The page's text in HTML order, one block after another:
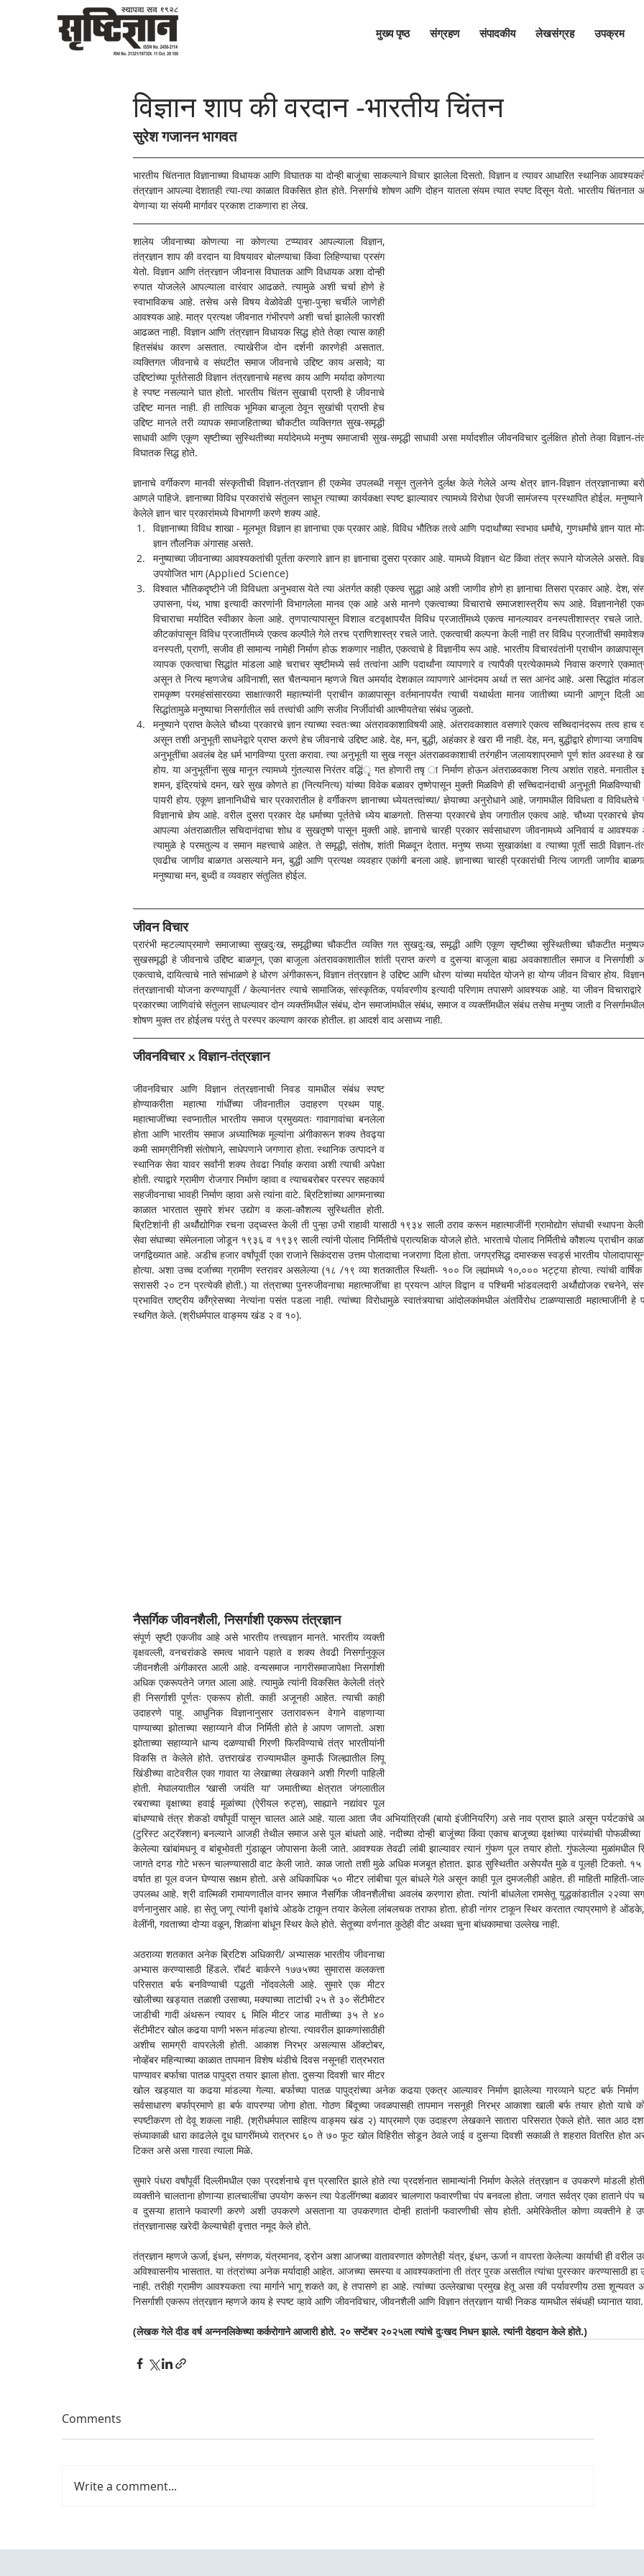
मुख्य पृष्ठ संग्रहण संपादकीय लेखसंग्रह उपक्रम
विज्ञान शाप की वरदान -भारतीय चिंतन
सुरेश गजानन भागवत
भारतीय चिंतनात विज्ञानाच्या विधायक आणि विघातक या दोन्ही बाजूंचा साकल्याने विचार झालेला दिसतो. विज्ञान व त्यावर आधारित स्थानिक
तंत्रज्ञान आपल्या देशातही त्या-त्या काळात विकसित होत होते. निसर्गाचे शोषण आणि दोहन यातला संयम त्यात स्पष्ट दिसून येतो. भारतीय
येणाऱ्या या संयमी मार्गावर प्रकाश टाकणारा हा लेख.
शालेय जीवनाच्या कोणत्या ना कोणत्या टप्प्यावर आपल्याला विज्ञान,
तंत्रज्ञान शाप की वरदान या विषयावर बोलण्याचा किंवा लिहिण्याचा प्रसंग
येतो. विज्ञान आणि तंत्रज्ञान जीवनास विघातक आणि विधायक अशा दोन्ही
रुपात योजलेले आपल्याला वारंवार आढळते. त्यामुळे अशी चर्चा होणे हे
स्वाभाविकच आहे. तसेच असे विषय वेळोवेळी पुन्हा-पुन्हा चर्चीले जाणेही
आवश्यक आहे. मात्र प्रत्यक्ष जीवनात गंभीरपणे अशी चर्चा झालेली फारशी
आढळत नाही. विज्ञान आणि तंत्रज्ञान विधायक सिद्ध होते तेव्हा त्यास काही
हितसंबंध कारण असतात. त्याखेरीज दोन दर्शनी कारणेही असतात.
व्यक्तिगत जीवनाचे व संघटीत समाज जीवनाचे उद्दिष्ट काय असावे; या
उद्दिष्टांच्या पूर्ततेसाठी विज्ञान तंत्रज्ञानाचे महत्त्व काय आणि मर्यादा कोणत्या
हे स्पष्ट नसल्याने घात होतो. भारतीय चिंतन सुखाची प्राप्ती हे जीवनाचे
उद्दिष्ट मानत नाही. ही तात्विक भूमिका बाजूला ठेवून सुखांची प्राप्ती हेच
उद्दिष्ट मानले तरी व्यापक समाजहिताच्या चौकटीत व्यक्तिगत सुख-समृद्धी
साधावी आणि एकूण सृष्टीच्या सुस्थितीच्या मर्यादेमध्ये मनुष्य समाजाची सुख-समृद्धी साधावी असा मर्यादशील जीवनविचार दुर्लक्षित होतो तेव्हा विज्ञान-
विघातक सिद्ध होते.
ज्ञानाचे वर्गीकरण मानवी संस्कृतीची विज्ञान-तंत्रज्ञान ही एकमेव उपलब्धी नसून तुलनेने दुर्लक्ष केले गेलेले अन्य क्षेत्र ज्ञान-विज्ञान तंत्रज्ञानाच्या
आणले पाहिजे. ज्ञानाच्या विविध प्रकारांचे संतुलन साधून त्याच्या कार्यकक्षा स्पष्ट झाल्यावर त्यामध्ये विरोधा ऐवजी सामंजस्य प्रस्थापित होईल. मनुष्याने
केलेले ज्ञान चार प्रकारांमध्ये विभागणी करणे शक्य आहे.
विज्ञानाच्या विविध शाखा - मूलभूत विज्ञान हा ज्ञानाचा एक प्रकार आहे. विविध भौतिक तत्वे आणि पदार्थांच्या स्वभाव धर्मांचे, गुणधर्मांचे ज्ञान यात
ज्ञान तौलनिक अंगासह असते.
मनुष्याच्या जीवनाच्या आवश्यकतांची पूर्तता करणारे ज्ञान हा ज्ञानाचा दुसरा प्रकार आहे. यामध्ये विज्ञान थेट किंवा तंत्र रूपाने योजलेले असते.
उपयोजित भाग (Applied Science)
विश्वात भौतिकदृष्टीने जी विविधता अनुभवास येते त्या अंतर्गत काही एकत्व सुद्धा आहे अशी जाणीव होणे हा ज्ञानाचा तिसरा प्रकार आहे. देश,
उपासना, पंथ, भाषा इत्यादी कारणांनी विभागलेला मानव एक आहे असे मानणे एकत्वाच्या विचाराचे समाजशास्त्रीय रूप आहे. विज्ञानानेही
विचाराचा मर्यादित स्वीकार केला आहे. तृणपात्यापासून विशाल वटवृक्षापर्यंत विविध प्रजातींमध्ये एकत्व मानल्यावर वनस्पतीशास्त्र रचले
कीटकांपासून विविध प्रजातींमध्ये एकत्व कल्पीले गेले तरच प्राणिशास्त्र रचले जाते. एकत्वाची कल्पना केली नाही तर विविध प्रजातींची
वनस्पती, प्राणी, सजीव ही सामान्य नामेही निर्माण होऊ शकणार नाहीत, एकत्वाचे हे विज्ञानीय रूप आहे. भारतीय विचारवंतांनी प्राचीन
व्यापक एकत्वाचा सिद्धांत मांडला आहे चराचर सृष्टीमध्ये सर्व तत्वांना आणि पदार्थांना व्यापणारे व त्यापैकी प्रत्येकामध्ये निवास करणारे
असून ते नित्य म्हणजेच अविनाशी, सत चैतन्यमान म्हणजे चित अमर्याद देशकाल व्यापणारे आनंदमय अर्था त सत आनंद आहे. असा सिद्धांत
रामकृष्ण परमहंसांसारख्या साक्षात्कारी महात्म्यांनी प्राचीन काळापासून वर्तमानापर्यंत त्याची यथार्थता मानव जातीच्या ध्यानी आणून दिली
सिद्धांतामुळे मनुष्याचा निसर्गातील सर्व तत्त्वांची आणि सजीव निर्जीवांची आत्मीयतेचा संबंध जुळतो.
मनुष्याने प्राप्त केलेले चौथ्या प्रकारचे ज्ञान त्याच्या स्वतःच्या अंतरावकाशाविषयी आहे. अंतरावकाशात वसणारे एकत्व सच्चिदानंदरूप तत्व हाच
असून तशी अनुभूती साधनेद्वारे प्राप्त करणे हेच जीवनाचे उद्दिष्ट आहे. देह, मन, बुद्धी, अहंकार हे खरा मी नाही. देह, मन, बुद्धीद्वारे होणाऱ्या जगाविष
अनुभूतींचा अवलंब देह धर्म भागविण्या पुरता करावा. त्या अनुभूती या सुख नसून अंतराळवकाशाची तरंगहीन जलायशाप्रमाणे पूर्ण शांत अवस्था हे
होय. या अनुभूतींना सुख मानून त्यामध्ये गुंतल्यास निरंतर वद्धिंृ गत होणारी तषृ ा निर्माण होऊन अंतराळवकाश नित्य अशांत राहते. मनातील
शमन, इंद्रियांचे दमन, खरे सुख कोणते हा (नित्यनित्य) यांच्या विवेक बळावर तृष्णेपासून मुक्ती मिळविणे ही सच्चिदानंदाची अनुभूती मिळविण्याची
पायरी होय. एकूण ज्ञानानिधीचे चार प्रकारातील हे वर्गीकरण ज्ञानाच्या ध्येयतत्त्वांच्या/ ज्ञेयाच्या अनुरोधाने आहे. जगामधील विविधता व
विज्ञानाचे ज्ञेय आहे. वरील दुसरा प्रकार देह धर्माच्या पूर्ततेचे ध्येय बाळगतो. तिसऱ्या प्रकारचे ज्ञेय जगातील एकत्व आहे. चौथ्या प्रकारचे
आपल्या अंतराळातील सचिदानंदाचा शोध व सुखतृष्णे पासून मुक्ती आहे. ज्ञानाचे चारही प्रकार सर्वसाधारण जीवनामध्ये अनिवार्य व
त्यामुळे हे परमतुल्य व समान महत्त्वाचे आहेत. ते समृद्धी, संतोष, शांती मिळवून देतात. मनुष्य सध्या सुखाकांक्षा व त्याच्या पूर्ती साठी विज्ञान-
एवढीच जाणीव बाळगत असल्याने मन, बुद्धी आणि प्रत्यक्ष व्यवहार एकांगी बनला आहे. ज्ञानाच्या चारही प्रकारांची नित्य जागती जाणीव
मनुष्याचा मन, बुध्दी व व्यवहार संतुलित होईल.
जीवन विचार
प्रारंभी म्हटल्याप्रमाणे समाजाच्या सुखदुःख, समृद्धीच्या चौकटीत व्यक्ति गत सुखदुःख, समृद्धी आणि एकूण सृष्टीच्या सुस्थितीच्या चौकटीत
सुखसमृद्धी हे जीवनाचे उद्दिष्ट बाळगून, एका बाजूला अंतरावकाशातील शांती प्राप्त करणे व दुसऱ्या बाजूला बाह्य अवकाशातील समाज व
एकत्वाचे, दायित्वाचे नाते सांभाळणे हे धोरण अंगीकारून, विज्ञान तंत्रज्ञान हे उद्दिष्ट आणि धोरण यांच्या मर्यादेत योजने हा योग्य जीवन विचार होय.
तंत्रज्ञानाची योजना करण्यापूर्वी / केल्यानंतर त्याचे सामाजिक, सांस्कृतिक, पर्यावरणीय इत्यादी परिणाम तपासणे आवश्यक आहे. या जीवन विचाराद्वारे
प्रकारच्या जाणिवांचे संतुलन साधल्यावर दोन व्यक्तींमधील संबंध, दोन समाजांमधील संबंध, समाज व व्यक्तींमधील संबंध तसेच मनुष्य जाती व
शोषण मुक्त तर होईलच परंतु ते परस्पर कल्याण कारक होतील. हा आदर्श वाद असाध्य नाही.
जीवनविचार x विज्ञान-तंत्रज्ञान
जीवनविचार आणि विज्ञान तंत्रज्ञानाची निवड यामधील संबंध स्पष्ट
होण्याकरीता महात्मा गांधींच्या जीवनातील उदाहरण प्रथम पाहू.
महात्माजींच्या स्वप्नातील भारतीय समाज प्रमुख्यतः गावागावांचा बनलेला
होता आणि भारतीय समाज अध्यात्मिक मूल्यांना अंगीकारून शक्य तेवढ्या
कमी सामग्रीनिशी संतोषाने, साधेपणाने जगणारा होता. स्थानिक उत्पादने व
स्थानिक सेवा यावर सर्वांनी शक्य तेवढा निर्वाह करावा अशी त्याची अपेक्षा
होती. त्याद्वारे ग्रामीण रोजगार निर्माण व्हावा व त्याचबरोबर परस्पर सहकार्य
सहजीवनाचा भावही निर्माण व्हावा असे त्यांना वाटे. ब्रिटिशांच्या आगमनाच्या
काळात भारतात सुमारे शंभर उद्योग व कला-कौशल्य सुस्थितीत होती.
ब्रिटिशांनी ही अर्थौद्योगिक रचना उद्ध्वस्त केली ती पुन्हा उभी राहावी यासाठी १९३४ साली ठराव करून महात्माजींनी ग्रामोद्योग संघाची स्थापना
सेवा संघाच्या संमेलनाला जोडून १९३६ व १९३९ साली त्यांनी पोलाद निर्मितीचे प्रात्यक्षिक योजले होते. भारताचे पोलाद निर्मितीचे कौशल्य प्राचीन
जगद्विख्यात आहे. अडीच हजार वर्षांपूर्वी एका राजाने सिकंदरास उत्तम पोलादाचा नजराणा दिला होता. जगप्रसिद्ध दमास्कस स्वर्ड्स भारतीय
होत्या. अशा उच्च दर्जाच्या ग्रामीण स्तरावर असलेल्या (१८ /१९ व्या शतकातील स्थिती- १०० जि ल्ह्यांमध्ये १०,००० भट्ट्या होत्या. त्यांची वार्षिक
सरासरी २० टन प्रत्येकी होती.) या तंत्राच्या पुनरुजीवनाचा महात्माजींचा हा प्रयत्न आंग्ल विद्वान व पश्चिमी भांडवलदारी अर्थौद्योजक रचनेने,
प्रभावित राष्ट्रीय काँग्रेसच्या नेत्यांना पसंत पडला नाही. त्यांच्या विरोधामुळे स्वातंत्र्याचा आंदोलकांमधील अंतर्विरोध टाळण्यासाठी महात्माजींनी हे
स्थगित केले. (श्रीधर्मपाल वाङ्मय खंड २ व १०).
नैसर्गिक जीवनशैली, निसर्गाशी एकरूप तंत्रज्ञान
संपूर्ण सृष्टी एकजीव आहे असे भारतीय तत्त्वज्ञान मानते. भारतीय व्यक्ती
वृक्षवल्ली, वनचरांकडे समत्व भावाने पहाते व शक्य तेवढी निसर्गानुकूल
जीवनशैली अंगीकारत आली आहे. वन्यसमाज नागरीसमाजापेक्षा निसर्गाशी
अधिक एकरूपतेने जगत आला आहे. त्यामुळे त्यांनी विकसित केलेली तंत्रे
ही निसर्गाशी पूर्णतः एकरूप होती. काही अजूनही आहेत. त्याची काही
उदाहरणे पाहू. आधुनिक विज्ञानानुसार उतारावरून वेगाने वाहणाऱ्या
पाण्याच्या झोताच्या सहाय्याने वीज निर्मिती होते हे आपण जाणतो. अशा
झोताच्या सहाय्याने धान्य दळण्याची गिरणी फिरविण्याचे तंत्र भारतीयांनी
विकसि त केलेले होते. उत्तराखंड राज्यामधील कुमाऊँ जिल्ह्यातील लिपू
खिंडीच्या वाटेवरील एका गावात या लेखाच्या लेखकाने अशी गिरणी पाहिली
होती. मेघालयातील ‘खासी जयंति या’ जमातीच्या क्षेत्रात जंगलातील
रबराच्या वृक्षाच्या हवाई मूळांच्या (ऐरीयल रुट्स), साह्याने नद्यांवर पूल
बांधण्याचे तंत्र शेकडो वर्षांपूर्वी पासून चालत आले आहे. याला आता जैव अभियांत्रिकी (बायो इंजीनियरिंग) असे नाव प्राप्त झाले असून पर्यटकांचे
(टुरिस्ट अट्रॅक्शन) बनल्याने आजही तेथील समाज असे पूल बांधतो आहे. नदीच्या दोन्ही बाजूंच्या किंवा एकाच बाजूच्या वृक्षांच्या पारंब्यांची
केलेल्या खांबांमधनू व बांबूभोवती गुंडाळून जोपासना केली जाते. आवश्यक तेवढी लांबी झाल्यावर त्यानं गुंफण पूल तयार होतो. गुंफलेल्या मुळांमधील
जागते दगड गोटे भरून चालण्यासाठी वाट केली जाते. काळ जातो तशी मुळे अधिक मजबूत होतात. झाड सुस्थितीत असेपर्यंत मुळे व पूलही टिकतो.
वर्षात हा पूल वजन घेण्यास सक्षम होतो. असे अधिकाधिक ५० मीटर लांबीचा पूल बांधले गेले असून काही पूल दुमजलीही आहेत. ही माहिती माहिती-
उपलब्ध आहे. श्री वाल्मिकी रामायणातील वानर समाज नैसर्गिक जीवनशैलीचा अवलंब करणारा होता. त्यांनी बांधलेला रामसेतू युद्धकांडातील २२व्या
वर्णनानुसार आहे. हा सेतू जणू त्यांनी वृक्षांचे ओडके टाकून तयार केलेला लांबलचक तराफा होता. होडी नांगर टाकून स्थिर करतात त्याप्रमाणे हे
वेलींनी, गवताच्या दोऱ्या वळून, शिळांना बांधून स्थिर केले होते. सेतूच्या वर्णनात कुठेही वीट अथवा चुना बांधकामाचा उल्लेख नाही.
अठराव्या शतकात अनेक ब्रिटिश अधिकारी/ अभ्यासक भारतीय जीवनाचा
अभ्यास करण्यासाठी हिंडले. रॉबर्ट बार्करने १७७५च्या सुमारास कलकत्ता
परिसरात बर्फ बनविण्याची पद्धती नोंदवलेली आहे. सुमारे एक मीटर
खोलीच्या खड्यात तळाशी उसाच्या, मक्याच्या ताटांची २५ ते ३० सेंटीमीटर
जाडीची गादी अंथरून त्यावर ६ मिलि मीटर जाड मातीच्या ३५ ते ४०
सेंटीमीटर खोल कढया पाणी भरून मांडल्या होत्या. त्यावरील झाकणांसाठीही
अशीच सामग्री वापरलेली होती. आकाश निरभ्र असल्यास ऑक्टोबर,
नोव्हेंबर महिन्याच्या काळात तापमान विशेष थंडीचे दिवस नसूनही रात्रभरात
पाण्यावर बर्फाचा पातळ पापुद्रा तयार झाला होता. दुसऱ्या दिवशी चार मीटर
खोल खड्यात या कढया मांडल्या गेल्या. बर्फाच्या पातळ पापुद्रांच्या अनेक कढया एकत्र आल्यावर निर्माण झालेल्या गारव्याने घट्ट बर्फ निर्माण
सर्वसाधारण बर्फाप्रमाणे हा बर्फ वापरण्या जोगा होता. गोठण बिंदूच्या जवळपासही तापमान नसनूही निरभ्र आकाशा खाली बर्फ तयार होतो याचे
स्पष्टीकरण तो देवू शकला नाही. (श्रीधर्मपाल साहित्य वाङ्मय खंड २) याप्रमाणे एक उदाहरण लेखकाने सातारा परिसरात ऐकले होते. सात आठ
संध्याकाळी धारा काढलेले दूध घागरींमध्ये रात्रभर ६० ते ७० फूट खोल विहिरीत सोडून ठेवले जाई व दुसऱ्या दिवशी सकाळी ते शहरात वितरित होत
टिकत असे असा गारवा त्याला मिळे.
सुमारे पंधरा वर्षांपूर्वी दिल्लीमधील एका प्रदर्शनाचे वृत्त प्रसारित झाले होते त्या प्रदर्शनात सामान्यांनी निर्माण केलेले तंत्रज्ञान व उपकरणे मांडली
व्यक्तीने चालताना होणाऱ्या हालचालींचा उपयोग करून त्या पेडलींगच्या बळावर चालणारा फवारणीचा पंप बनवला होता. जगात सर्वत्र एका हाताने पंप
व दुसऱ्या हाताने फवारणी करणे अशी उपकरणे असताना या उपकरणात दोन्ही हातांनी फवारणीची सोय होती. अमेरिकेतील कोणा व्यक्तीने हे
तंत्रज्ञानासह खरेदी केल्याचेही वृत्तात नमूद केले होते.
तंत्रज्ञान म्हणजे ऊर्जा, इंधन, संगणक, यंत्रमानव, ड्रोन अशा आजच्या वातावरणात कोणतेही यंत्र, इंधन, ऊर्जा न वापरता केलेल्या कार्याची ही वरील
अविश्वासनीय भासतात. या तंत्रांच्या अनेक मर्यादाही आहेत. आजच्या समस्या व आवश्यकतांना ती तंत्र पुरक असतील त्यांचा पुरस्कार करण्यासाठी
नाही. तरीही ग्रामीण आवश्यकता त्या मार्गाने भागू शकते का, हे तपासणे हा आहे. त्यांच्या उल्लेखाचा प्रमुख हेतू असा की पर्यावरणीय ठसा शून्यवत
निसर्गाशी एकरूप तंत्रज्ञान म्हणजे काय हे स्पष्ट व्हावे आणि जीवनविचार, जीवनशैली आणि विज्ञान तंत्रज्ञान याची निकड यामधील संबंधही ध्यानात यावा.
(लेखक गेले दीड वर्ष अन्ननलिकेच्या कर्करोगाने आजारी होते. २० सप्टेंबर २०२५ला त्यांचे दुःखद निधन झाले. त्यांनी देहदान केले होते.)
Comments
Write a comment...